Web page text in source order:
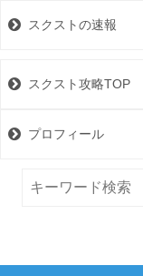
スクストの速報
スクスト攻略TOP
プロフィール